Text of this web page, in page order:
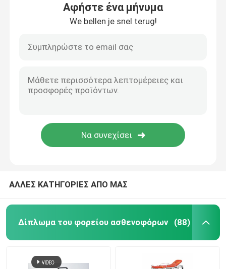
Αφήστε ένα μήνυμα
We bellen je snel terug!
ΑΛΛΕΣ ΚΑΤΗΓΟΡΙΕΣ ΑΠΟ ΜΑΣ
Δίπλωμα του φορείου ασθενοφόρων (88)